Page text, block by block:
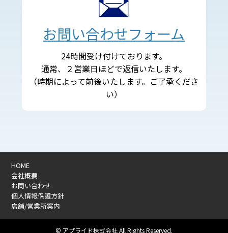
お問い合わせフォーム
24時間受け付けております。
通常、２営業日ほどで返信いたします。
（時期によって前後いたします。ご了承くださ
い）
HOME
会社概要
お問い合わせ
個人情報保護方針
店舗/営業所案内
© アプライド株式会社 All Rights Reserved.